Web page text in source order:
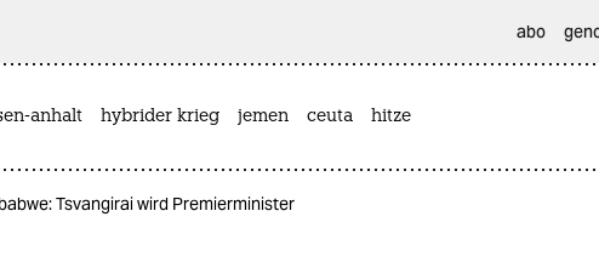
abo
anhalt hybrider krieg jemen ceuta hitze
Tsvangirai wird Premierminister